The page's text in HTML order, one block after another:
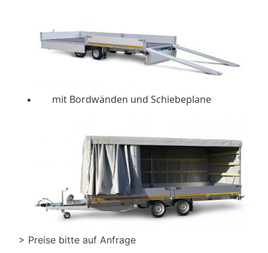
mit Bordwänden und Schiebeplane
> Preise bitte auf Anfrage